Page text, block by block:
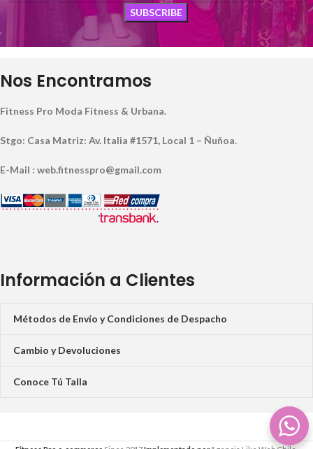
Nos Encontramos
Fitness Pro Moda Fitness & Urbana.
Stgo: Casa Matriz: Av. Italia #1571, Local 1 – Ñuñoa.
E-Mail : web.fitnesspro@gmail.com
Información a Clientes
Métodos de Envío y Condiciones de Despacho
Cambio y Devoluciones
Conoce Tú Talla